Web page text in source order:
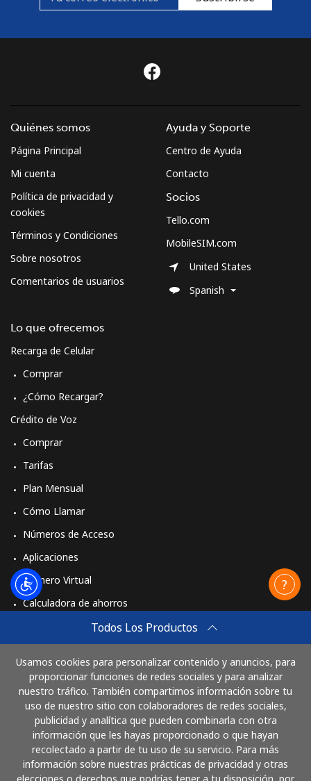
Todos Los Productos
Usamos cookies para personalizar contenido y anuncios, para
proporcionar funciones de redes sociales y para analizar
nuestro tráfico. También compartimos información sobre tu
uso de nuestro sitio con colaboradores de redes sociales,
publicidad y analítica que pueden combinarla con otra
información que les hayas proporcionado o que hayan
recolectado a partir de tu uso de su servicio. Para más
información sobre nuestras prácticas de privacidad y otras
Quiénes somos
Página Principal
Mi cuenta
Política de privacidad y
cookies
Términos y Condiciones
Sobre nosotros
Comentarios de usuarios
Lo que ofrecemos
Recarga de Celular
Comprar
¿Cómo Recargar?
Crédito de Voz
Comprar
Tarifas
Plan Mensual
Cómo Llamar
Números de Acceso
Aplicaciones
Número Virtual
Calculadora de ahorros
Comprar
Cómo funciona
Ayuda y Soporte
Centro de Ayuda
Contacto
Socios
Tello.com
MobileSIM.com
United States
Spanish
Paga con